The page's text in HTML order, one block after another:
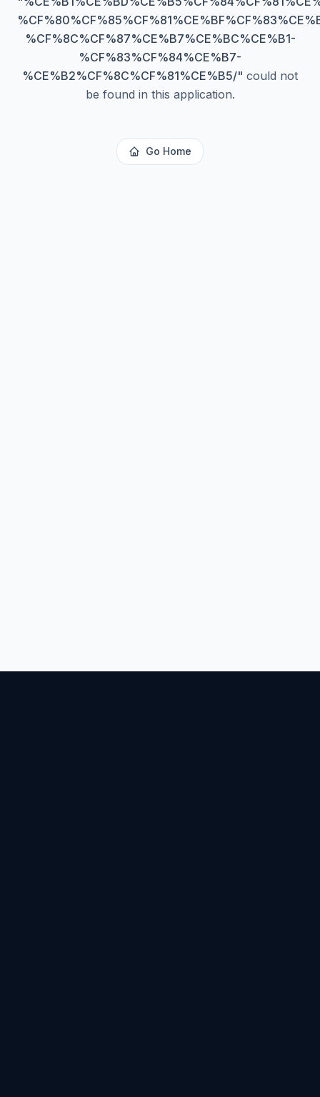
%CF%8C%CF%87%CE%B7%CE%BC%CE%B1-
%CF%83%CF%84%CE%B7-
%CE%B2%CF%8C%CF%81%CE%B5/" could not
be found in this application.
Go Home